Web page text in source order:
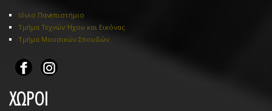
Ιόνιο Πανεπιστήμιο
Τμήμα Τεχνών Ήχου και Εικόνας
Τμήμα Μουσικών Σπουδών
ΧΩΡΟΙ